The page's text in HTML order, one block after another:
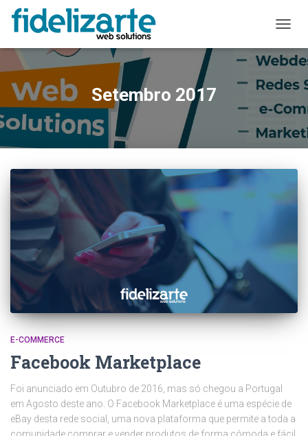
A
Setembro 2017
E-COMMERCE
Facebook Marketplace
Foi anunciado em Outubro de 2016, mas só chegou a Portugal
em Agosto deste ano. O Facebook Marketplace é uma espécie de
eBay desta rede social, uma nova plataforma que permite a toda a